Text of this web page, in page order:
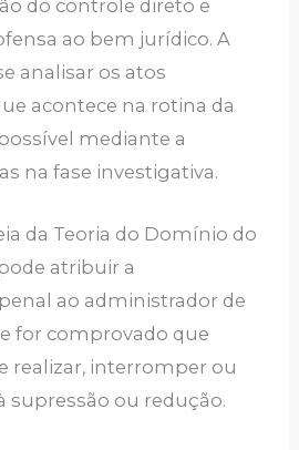
do controle direto e
ao bem jurídico. A
analisar os atos
acontece na rotina da
mediante a
na fase investigativa.
da Teoria do Domínio do
atribuir a
ao administrador de
for comprovado que
realizar, interromper ou
supressão ou redução.